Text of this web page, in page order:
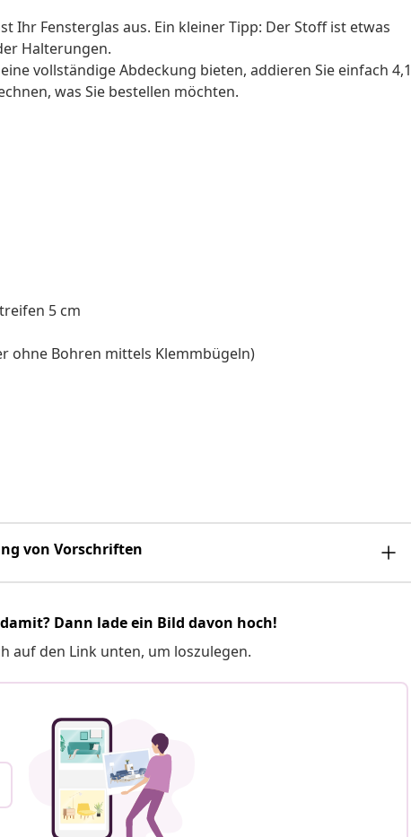
Ihr Fensterglas aus. Ein kleiner Tipp: Der Stoff ist etwas
Halterungen.
vollständige Abdeckung bieten, addieren Sie einfach 4,1
was Sie bestellen möchten.
5 cm
ohne Bohren mittels Klemmbügeln)
von Vorschriften
Dann lade ein Bild davon hoch!
auf den Link unten, um loszulegen.